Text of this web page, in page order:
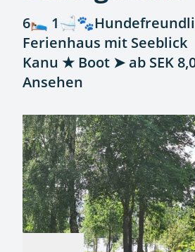
6🛌
Ferienhaus mit Seeblick
Kanu ★ Boot ➤ ab SEK
Ansehen